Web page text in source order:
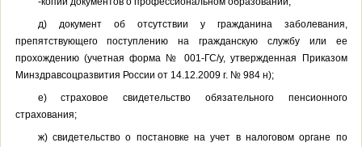
д) документ об отсутствии у гражданина заболевания,
препятствующего поступлению на гражданскую службу или ее
прохождению (учетная форма № 001-ГС/у, утвержденная Приказом
Минздравсоцразвития России от 14.12.2009 г. № 984 н);
е) страховое свидетельство обязательного пенсионного
страхования;
ж) свидетельство о постановке на учет в налоговом органе по